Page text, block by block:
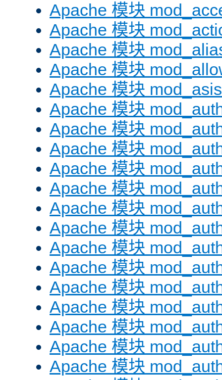
Apache 模块
Apache 模块
Apache 模块
Apache 模块
Apache 模块 mod_asis
Apache 模块
Apache 模块
Apache 模块
Apache 模块
Apache 模块
Apache 模块
Apache 模块
Apache 模块
Apache 模块
Apache 模块
Apache 模块
Apache 模块
Apache 模块
Apache 模块